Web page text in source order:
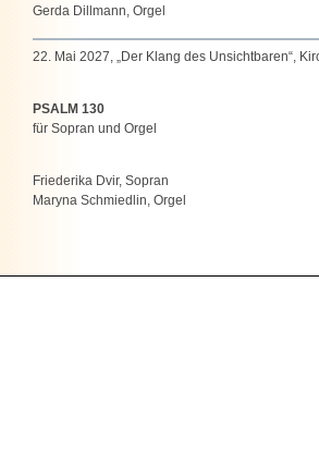
Gerda Dillmann, Orgel
22. Mai 2027, „Der Klang des Unsichtbaren“,
PSALM 130
für Sopran und Orgel
Friederika Dvir, Sopran
Maryna Schmiedlin, Orgel